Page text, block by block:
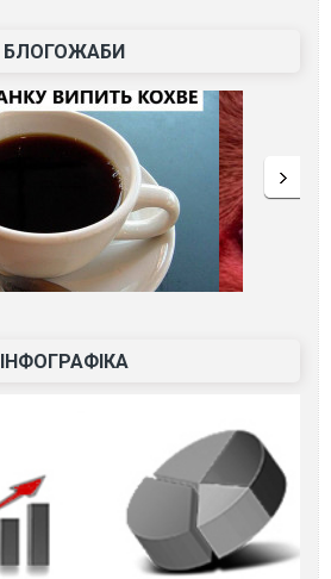
БЛОГОЖАБИ
ІНФОГРАФІКА